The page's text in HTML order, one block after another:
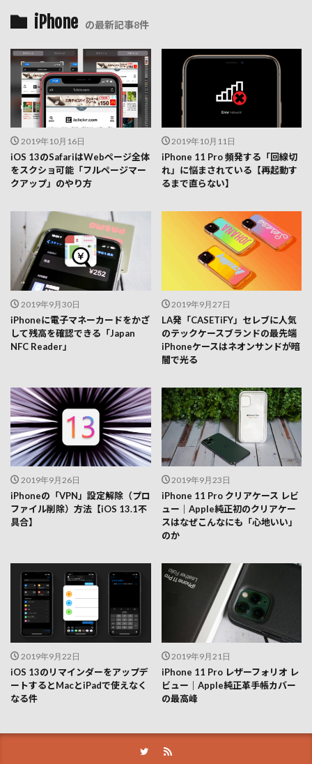
iPhone の最新記事8件
2019年10月16日
iOS 13のSafariはWebページ全体
をスクショ可能「フルページマー
クアップ」のやり方
2019年10月11日
iPhone 11 Pro 頻発する「回線切
れ」に悩まされている【再起動す
るまで直らない】
2019年9月30日
iPhoneに電子マネーカードをかざ
して残高を確認できる「Japan
NFC Reader」
2019年9月27日
LA発「CASETiFY」セレブに人気
のテックケースブランドの最先端
iPhoneケースはネオンサンドが暗
闇で光る
2019年9月26日
iPhoneの「VPN」設定解除（プロ
ファイル削除）方法【iOS 13.1不
具合】
2019年9月23日
iPhone 11 Pro クリアケース レビ
ュー｜Apple純正初のクリアケー
スはなぜこんなにも「心地いい」
のか
2019年9月22日
iOS 13のリマインダーをアップデ
ートするとMacとiPadで使えなく
なる件
2019年9月21日
iPhone 11 Pro レザーフォリオ レ
ビュー｜Apple純正革手帳カバー
の最高峰